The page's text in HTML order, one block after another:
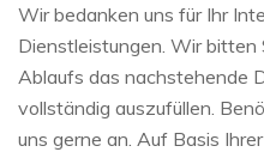
Wir bedanken uns für Ihr
Dienstleistungen. Wir bitten
Ablaufs das nachstehende
vollständig auszufüllen.
uns gerne an. Auf Basis